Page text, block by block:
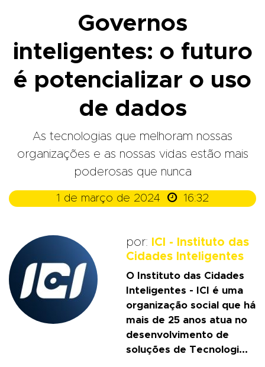
Governos
inteligentes: o futuro
é potencializar o uso
de dados
As tecnologias que melhoram nossas
organizações e as nossas vidas estão mais
poderosas que nunca
1 de março de 2024  16:32
por:
ICI - Instituto das
Cidades Inteligentes
O Instituto das Cidades
Inteligentes - ICI é uma
organização social que há
mais de 25 anos atua no
desenvolvimento de
soluções de Tecnologi...